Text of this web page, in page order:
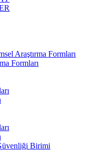
Araştırma Formları
Formları
Birimi